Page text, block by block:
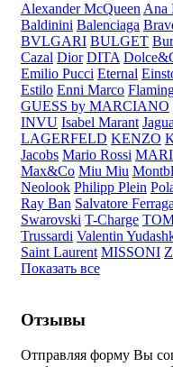
Alexander McQueen Ana
Baldinini Balenciaga
BVLGARI BULGET
Cazal Dior DITA
Emilio Pucci Eternal
Estilo Enni Marco
GUESS by MARCIANO
INVU Isabel Marant
LAGERFELD KENZO
Jacobs Mario Rossi
Max&Co Miu Miu
Neolook Philipp Plein
Ray Ban Salvatore
Swarovski T-Charge
Trussardi Valentin
Saint Laurent MISSONI
Показать все
Отзывы
Отправляя форму Вы